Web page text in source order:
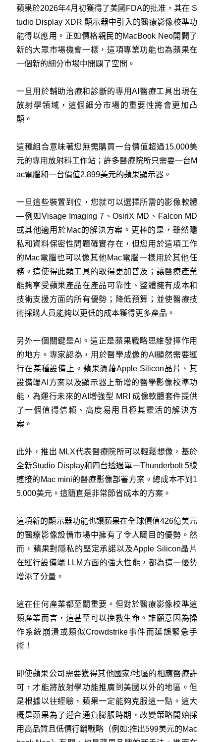
蘋果於2026年4月初獲得了美國FDA的批准，其在 S
tudio Display XDR 顯示器中引入的醫療影像校準功
能得以應用。正如價格親民的MacBook Neo開闢了
新的大眾市場機會一樣，這項專業功能也為蘋果在
一個新的細分市場中開闢了空間。
一旦用於輔助治療和診斷的專用AI醫療工具出現在
放射學領域，這個細分市場的重要性將會更加凸
顯。
這種組合意味著您無需購買一台價值超過15,000美
元的專用放射科工作站；許多醫療院所只需要一台M
ac電腦和一台價值2,899美元的蘋果顯示器。
一旦這些裝置到位，您就可以選擇所需的影像軟體
—例如Visage Imaging 7、OsiriX MD、Falcon MD
或其他適用於Mac的解決方案。更棒的是，雖然隱
私和資料保密性問題確實存在，但您用於這項工作
的Mac電腦也可以像其他Mac電腦一樣用於其他任
務。這使得此類工具的取得更加普及；讓醫療產業
能夠享受蘋果產品在產品可靠性、整體擁有成本和
技術支援方面的所有優勢；降低預算；並使醫療技
術採購人員能夠以更低的成本獲得更多產品。
另外一個關鍵是AI。這正是蘋果戰略思維發揮作用
的地方。專家認為，用於醫學成像的AI顯然需要運
行在某種設備上。蘋果憑藉Apple Silicon晶片、其
設備端AI方案以及顯示器上新增的醫學影像校準功
能，為運行未來的AI增強型 MRI 成像軟體套件提供
了一個值得信賴、高度易用且極其靈活的解決方
案。
此外，推出 MLX代表醫療院所可以輕鬆想像，基於
全新Studio Display和四台透過單一Thunderbolt 5線
連接的Mac mini的醫療影像部署方案。總成本不到1
5,000美元。這簡直是非常節省成本的方案。
這項新的顯示器功能也讓蘋果在全球價值426億美元
的醫療影像設備市場中擁有了令人矚目的優勢。然
而，蘋果對隱私的堅定承諾以及Apple Silicon晶片
在運行設備端 LLM方面的強大性能，都為這一優勢
增添了分量。
這在任何產業都至關重要。但對於醫療影像校準這
類產業而言，這甚至可以挽救生命。誰願意因為操
作系統崩潰或類似Crowdstrike事件而延誤緊急手
術！
即使蘋果公司需要獲得其他國家/地區的相應醫療許
可，才能將放射學功能推廣到美國以外的地區。但
是根據以往經驗，蘋果一定能夠克服這一點。這大
概是蘋果為了迎合通貨膨脹時期，改變策略開始採
用高品質且低價行銷戰略（例如:推出599美元的Mac